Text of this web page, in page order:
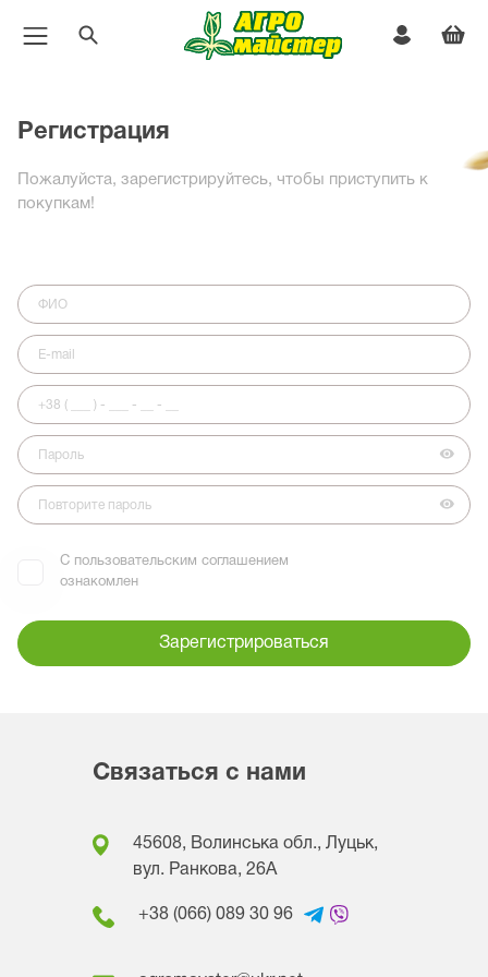
Регистрация
Пожалуйста, зарегистрируйтесь, чтобы приступить к
покупкам!
С пользовательским соглашением
ознакомлен
Зарегистрироваться
Связаться с нами
45608, Волинська обл., Луцьк,
вул. Ранкова, 26A
+38 (066) 089 30 96